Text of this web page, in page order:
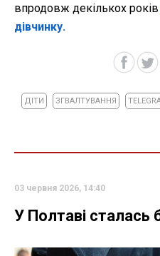
впродовж декількох років
дівчинку.
ДІТИ ЗГВАЛТУВАННЯ
03 червня 2026, 14:40
У Полтаві сталась